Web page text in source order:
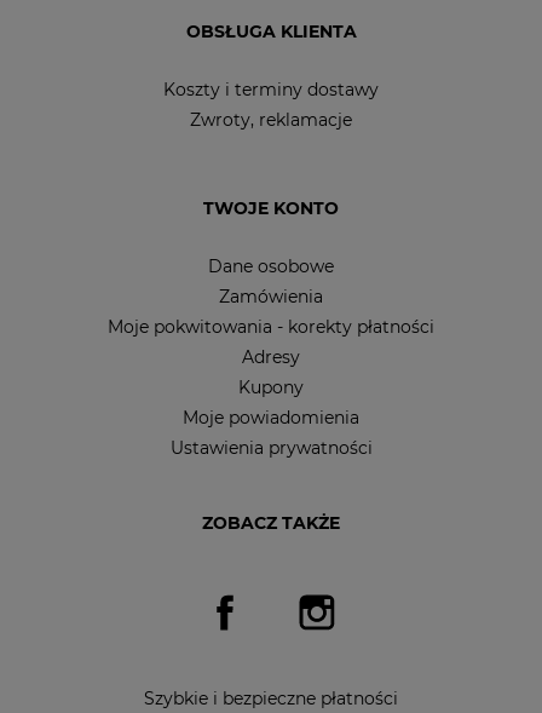
OBSŁUGA KLIENTA
Koszty i terminy dostawy
Zwroty, reklamacje
TWOJE KONTO
Dane osobowe
Zamówienia
Moje pokwitowania - korekty płatności
Adresy
Kupony
Moje powiadomienia
Ustawienia prywatności
ZOBACZ TAKŻE
Facebook
Szybkie i bezpieczne płatności